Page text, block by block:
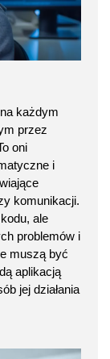
każdym
przez
oni
i
komunikacji.
ale
problemów i
muszą być
aplikacją
jej działania